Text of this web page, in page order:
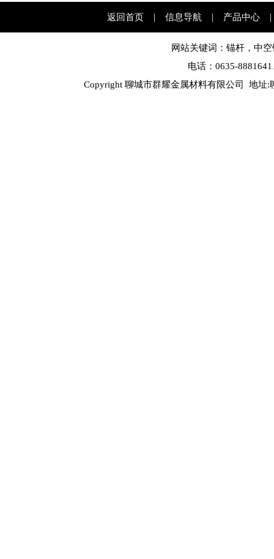
返回首页 | 信息导航 | 产品中心
网站关键词： 锚杆 ， 中空
电话：0635-
Copyright 聊城市群耀金属材料有限公司 地